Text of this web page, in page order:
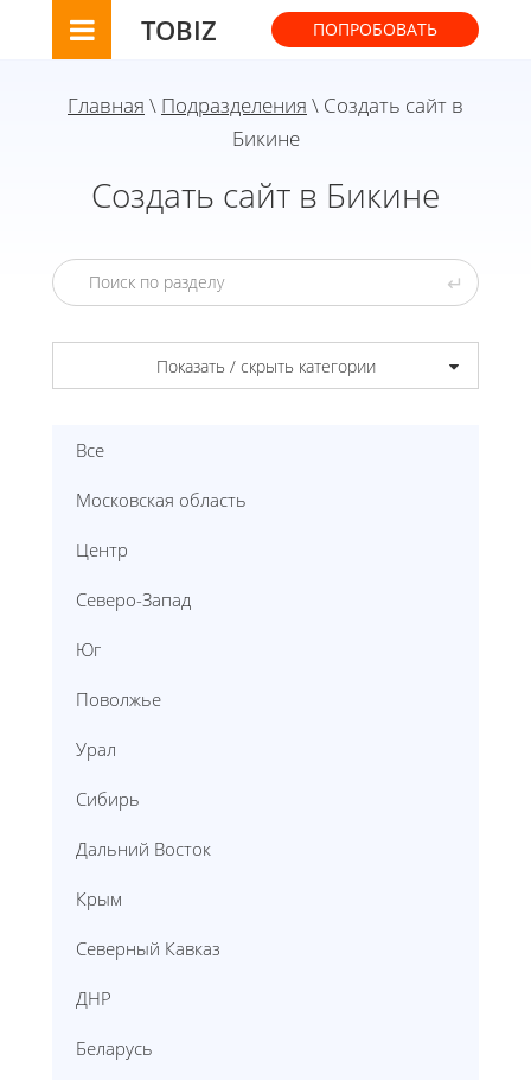
TOBIZ ПОПРОБОВАТЬ
Главная \ Подразделения \ Создать сайт в
Бикине
Создать сайт в Бикине
↵
Показать / скрыть категории
Все
Московская область
Центр
Северо-Запад
Юг
Поволжье
Урал
Сибирь
Дальний Восток
Крым
Северный Кавказ
ДНР
Беларусь